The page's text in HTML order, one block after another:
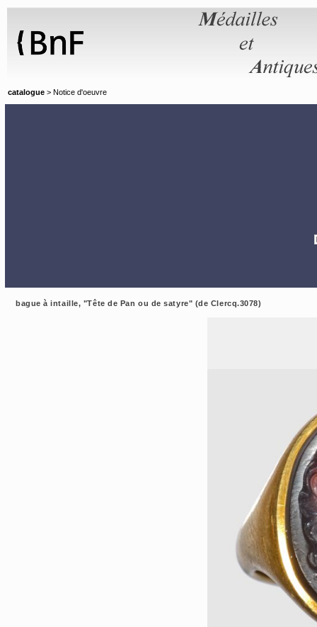
catalogue > Notice d'oeuvre
bague à intaille, "Tête de Pan ou de satyre" (de Clercq.3078)